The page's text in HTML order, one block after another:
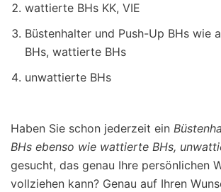
wattierte BHs KK, VIE
Büstenhalter und Push-Up BHs wie
BHs, wattierte BHs
unwattierte BHs
Haben Sie schon jederzeit ein
BHs ebenso wie wattierte BHs,
gesucht, das genau Ihre persönlichen
vollziehen kann? Genau auf Ihren